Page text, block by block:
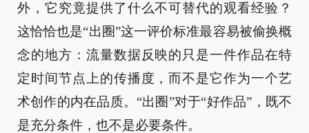
外，它究竟提供了什么不可替代的观看经验？
这恰恰也是“出圈”这一评价标准最容易被偷换概
念的地方：流量数据反映的只是一件作品在特
定时间节点上的传播度，而不是它作为一个艺
术创作的内在品质。“出圈”对于“好作品”，既不
是充分条件，也不是必要条件。